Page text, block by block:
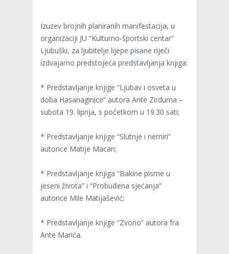
Izuzev brojnih planiranih manifestacija, u
organizaciji JU “Kulturno-športski centar”
Ljubuški, za ljubitelje lijepe pisane riječi
izdvajamo predstojeća predstavljanja knjiga:
* Predstavljanje knjige “Ljubav i osveta u
doba Hasanaginice” autora Ante Zirduma –
subota 19. lipnja, s početkom u 19.30 sati;
* Predstavljanje knjige “Slutnje i nemiri”
autorice Matije Macan;
* Predstavljanje knjiga “Bakine pisme u
jeseni života” i “Probuđena sjećanja”
autorice Mile Matijašević;
* Predstavljanje knjige “Zvono” autora fra
Ante Marića.